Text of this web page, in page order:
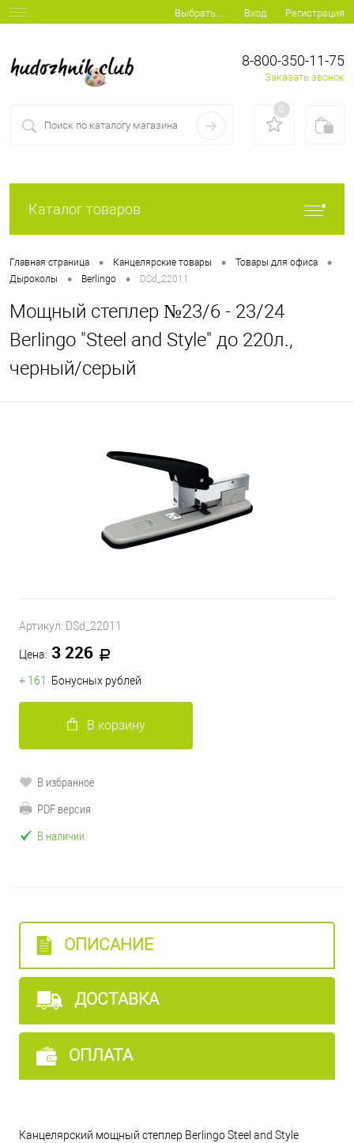
Выбрать... Вход Регистрация
8-800-350-11-75
Заказать звонок
0
Каталог товаров
Главная страница • Канцелярские товары • Товары для офиса •
Дыроколы • Berlingo • DSd_22011
Мощный степлер №23/6 - 23/24
Berlingo "Steel and Style" до 220л.,
черный/серый
Артикул: DSd_22011
Цена: 3 226
+ 161 Бонусных рублей
В корзину
В избранное
PDF версия
В наличии
ОПИСАНИЕ
ДОСТАВКА
ОПЛАТА
Канцелярский мощный степлер Berlingo Steel and Style